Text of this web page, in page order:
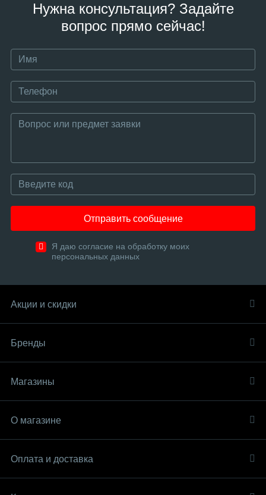
Нужна консультация? Задайте
вопрос прямо сейчас!
Отправить сообщение
Я даю согласие на обработку моих
персональных данных
Акции и скидки
Бренды
Магазины
О магазине
Оплата и доставка